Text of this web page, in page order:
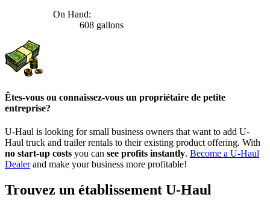
On Hand:
608 gallons
Êtes-vous ou connaissez-vous un propriétaire de petite
entreprise?
U-Haul is looking for small business owners that want to add U-
Haul truck and trailer rentals to their existing product offering. With
no start-up costs you can see profits instantly. Become a U-Haul
Dealerand make your business more profitable!
Trouvez un établissement U-Haul